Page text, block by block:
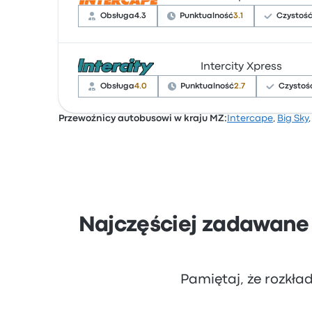
Obsługa4.3 Punktualność3.1 Czystość
Na podstawie 49502 opinii firma otrzymała
narzekali na Wi-Fi. Ceny biletów Intercape
Intercity Xpress
Obsługa4.0 Punktualność2.7
Przewoźnicy autobusowi w kraju MZ: Intercape, Big Sky,
Najczęściej
Pamiętaj, że